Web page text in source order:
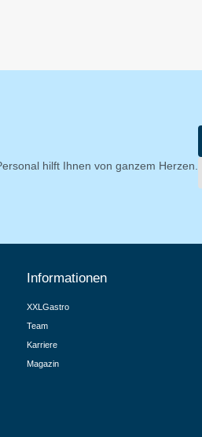
hilft Ihnen von ganzem Herzen.
Informationen
XXLGastro
Team
Karriere
Magazin